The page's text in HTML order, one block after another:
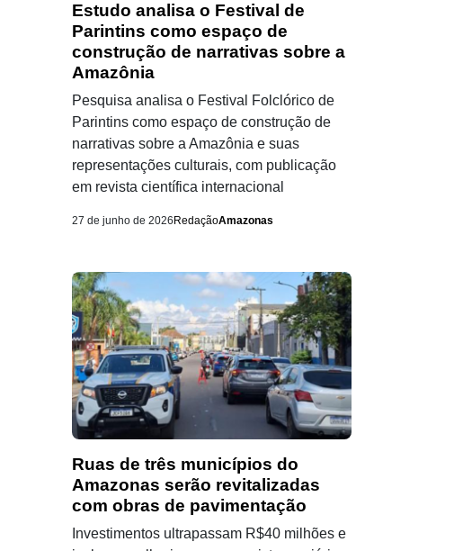
Estudo analisa o Festival de
Parintins como espaço de
construção de narrativas sobre a
Amazônia
Pesquisa analisa o Festival Folclórico de
Parintins como espaço de construção de
narrativas sobre a Amazônia e suas
representações culturais, com publicação
em revista científica internacional
27 de junho de 2026 RedaçãoAmazonas
Ruas de três municípios do
Amazonas serão revitalizadas
com obras de pavimentação
Investimentos ultrapassam R$40 milhões e